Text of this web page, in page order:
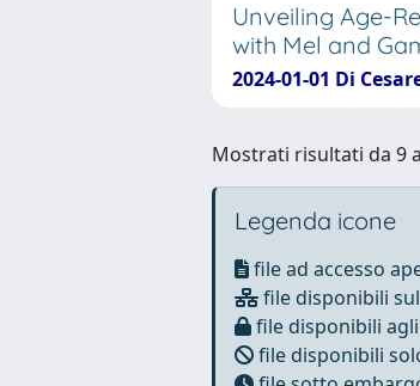
Unveiling Age-
with Mel and
2024-01-01 Di
Mostrati risultati da 9
Legenda icone
file ad accesso
file disponibili
file disponibili
file disponibili